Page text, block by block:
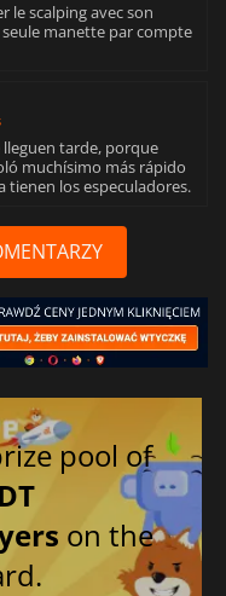
le scalping avec son
manette par compte
lleguen tarde, porque
muchísimo más rápido
tienen los especuladores.
pool of
on the